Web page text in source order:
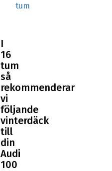
tum
I
16
tum
så
rekommenderar
vi
följande
vinterdäck
till
din
Audi
100